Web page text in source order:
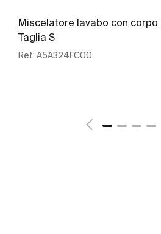
Miscelatore lavabo con corpo
Taglia S
Ref: A5A324FC00